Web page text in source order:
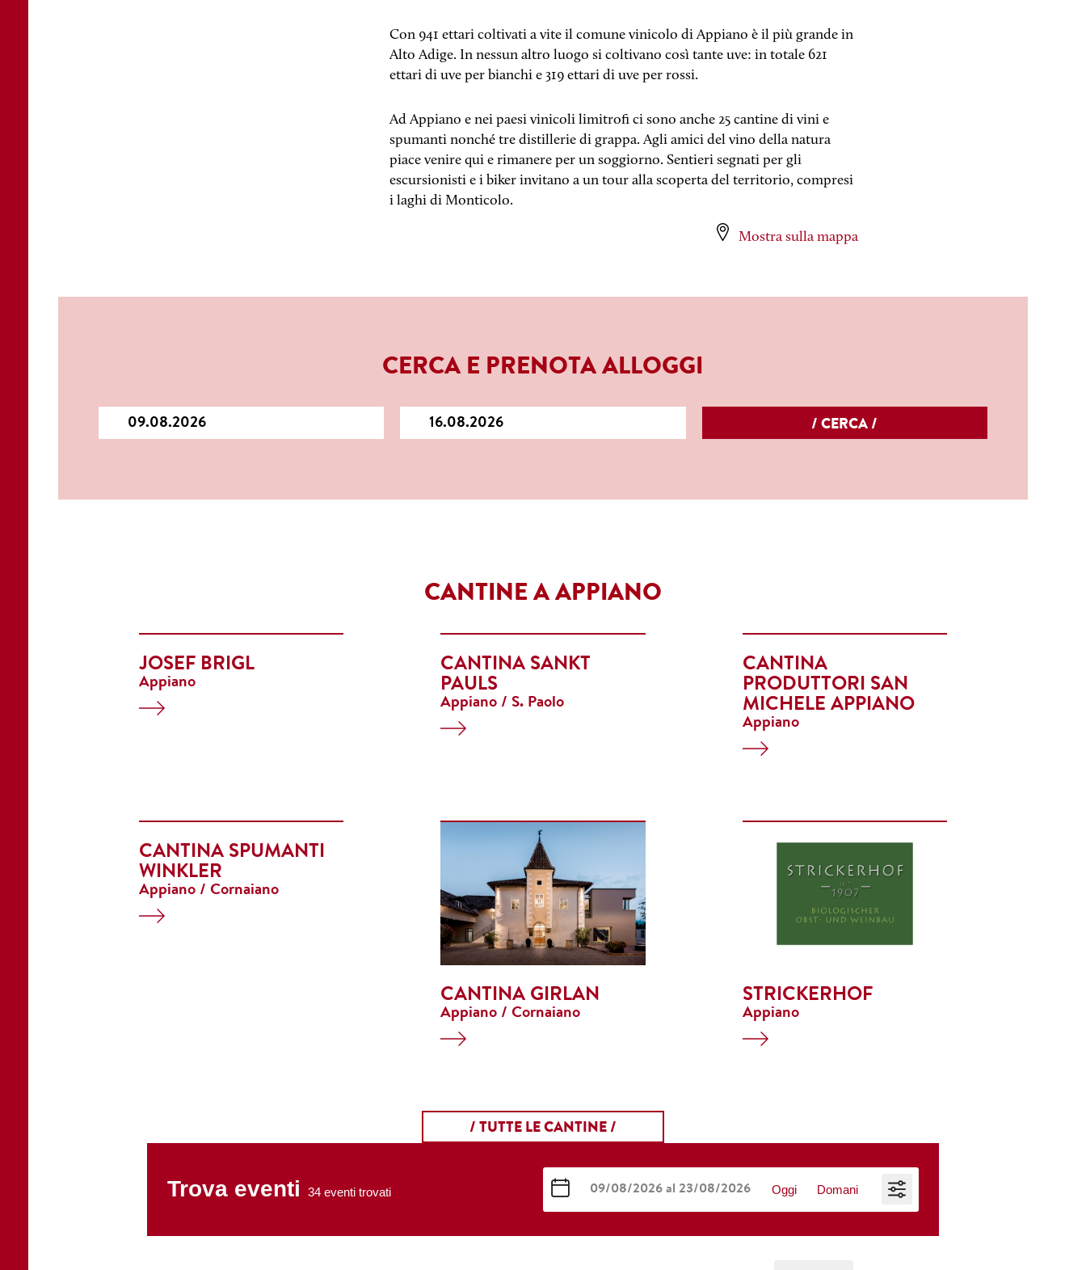
Mostra sulla mappa
Con 941 ettari coltivati a vite il comune vinicolo di Appiano è il più grande in
Alto Adige. In nessun altro luogo si coltivano così tante uve: in totale 621
ettari di uve per bianchi e 319 ettari di uve per rossi.
Ad Appiano e nei paesi vinicoli limitrofi ci sono anche 25 cantine di vini e
spumanti nonché tre distillerie di grappa. Agli amici del vino della natura
piace venire qui e rimanere per un soggiorno. Sentieri segnati per gli
escursionisti e i biker invitano a un tour alla scoperta del territorio, compresi
i laghi di Monticolo.
CERCA E PRENOTA ALLOGGI
CANTINE A APPIANO
JOSEF BRIGL
Appiano
CANTINA SANKT
PAULS
Appiano / S. Paolo
CANTINA
PRODUTTORI SAN
MICHELE APPIANO
Appiano
CANTINA SPUMANTI
WINKLER
Appiano / Cornaiano
CANTINA GIRLAN
Appiano / Cornaiano
STRICKERHOF
Appiano
/ TUTTE LE CANTINE /
Trova eventi 34 eventi trovati Oggi Domani